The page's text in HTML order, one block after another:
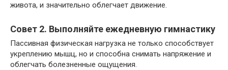
живота, и значительно облегчает движение.
Совет 2. Выполняйте ежедневную гимнастику
Пассивная физическая нагрузка не только способствует
укреплению мышц, но и способна снимать напряжение и
облегчать болезненные ощущения.